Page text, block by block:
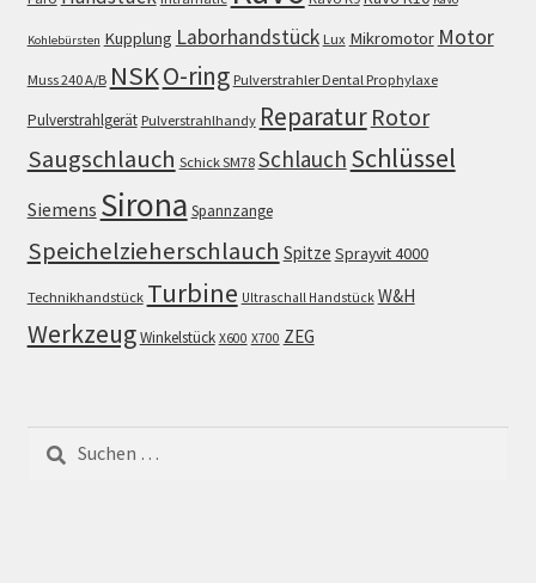
Kohlebürsten Kupplung Laborhandstück Lux Mikromotor Motor
Muss 240 A/B NSKO-ring Pulverstrahler Dental Prophylaxe
Pulverstrahlgerät Pulverstrahlhandy Reparatur Rotor
Saugschlauch Schick SM78 Schlauch Schlüssel
Siemens Sirona Spannzange
Speichelzieherschlauch Spitze Sprayvit 4000
Technikhandstück Turbine Ultraschall Handstück W&H
WerkzeugWinkelstück X600 X700 ZEG
nach: